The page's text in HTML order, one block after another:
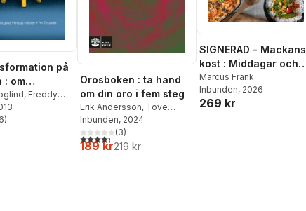
på
: om
av HR-
, Freddy
Thilander
Totalt antal röster:
6)
Orosboken : ta hand
om din oro i fem steg
Erik Andersson, Tove
Wahlund
Inbunden, 2024
4,3utav 5 stjärnor. Totalt antal röster:
(3)
189 kr219 kr
SIGNERAD - Mackans
kost : Middagar och
matlådor
Marcus Frank
Inbunden, 2026
269 kr